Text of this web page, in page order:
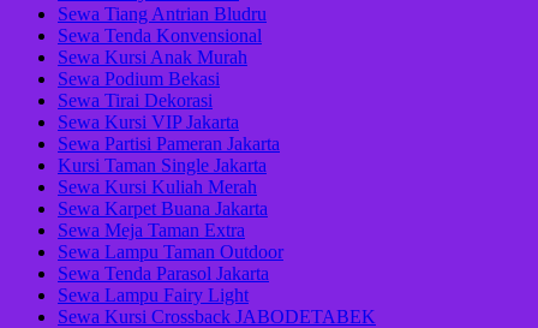
Sewa Tiang Antrian Bludru
Sewa Tenda Konvensional
Sewa Kursi Anak Murah
Sewa Podium Bekasi
Sewa Tirai Dekorasi
Sewa Kursi VIP Jakarta
Sewa Partisi Pameran Jakarta
Kursi Taman Single Jakarta
Sewa Kursi Kuliah Merah
Sewa Karpet Buana Jakarta
Sewa Meja Taman Extra
Sewa Lampu Taman Outdoor
Sewa Tenda Parasol Jakarta
Sewa Lampu Fairy Light
Sewa Kursi Crossback JABODETABEK